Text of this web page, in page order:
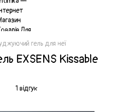
гель для неї
EXSENS Kissable
1 відгук